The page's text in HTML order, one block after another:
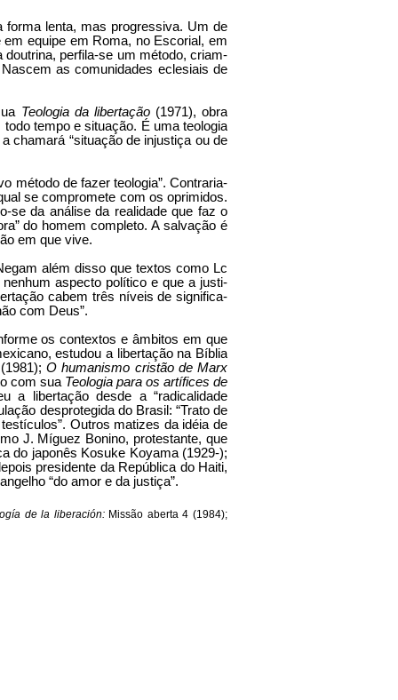
forma lenta, mas progressiva. Um de
em equipe em Roma, no Escorial, em
perfila-se um método, criam-
as comunidades eclesiais de
Teologia da libertação(1971), obra
tempo e situação. É uma teologia
chamará “situação de in­justiça ou de
método de fazer teologia”. Contraria­
se compromete com os oprimidos.
se da análise da realidade que faz o
do homem completo. A salvação é
em que vive.
além disso que textos como Lc
aspecto político e que a justi­
cabem três níveis de significa­
com Deus”.
os contextos e âmbitos em que
estudou a libertação na Bí­blia
O humanismo cristão de Marx
com sua Teologia para os artífices de
a libertação desde a “radicalidade
desprotegida do Brasil: “Trato de
Outros mati­zes da idéia de
J. Míguez Bonino, protestante, que
do japonês Kosuke Koyama (1929-);
presi­dente da República do Haiti,
“do amor e da justiça”.
de la liberación: Missão aberta 4 (1984);